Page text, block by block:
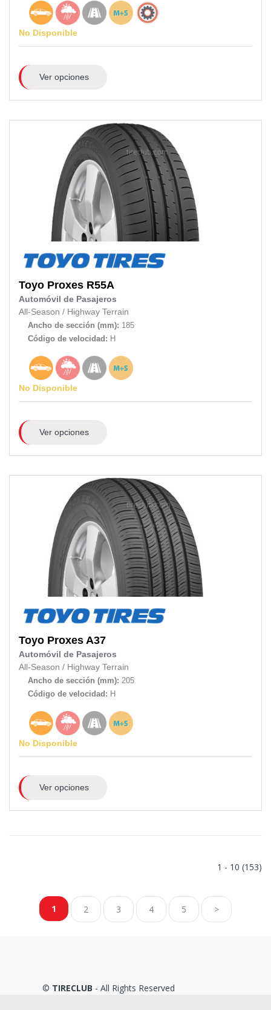
No Disponible
Ver opciones
Toyo Proxes R55A
Automóvil de Pasajeros
All-Season / Highway Terrain
Ancho de sección (mm): 185
Código de velocidad: H
No Disponible
Ver opciones
Toyo Proxes A37
Automóvil de Pasajeros
All-Season / Highway Terrain
Ancho de sección (mm): 205
Código de velocidad: H
No Disponible
Ver opciones
1 - 10 (153)
1 2 3 4 5 >
© TIRECLUB - All Rights Reserved